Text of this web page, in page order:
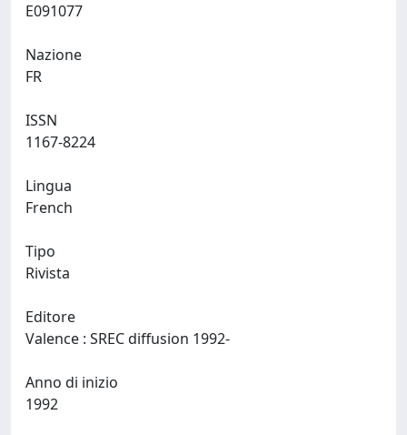
Nazione
ISSN
Lingua
Tipo
Rivista
Editore
Anno di inizio